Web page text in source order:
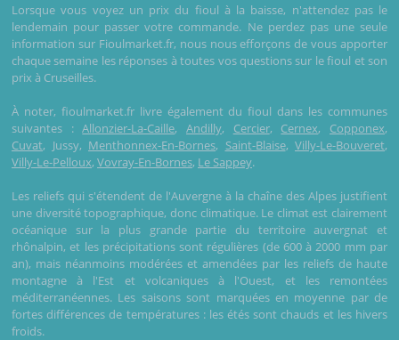
Lorsque vous voyez un prix du fioul à la baisse, n'attendez pas le
lendemain pour passer votre commande. Ne perdez pas une seule
information sur Fioulmarket.fr, nous nous efforçons de vous apporter
chaque semaine les réponses à toutes vos questions sur le fioul et son
prix à Cruseilles.
À noter, fioulmarket.fr livre également du fioul dans les communes
suivantes :Allonzier-La-Caille,Andilly, Cercier, Cernex, Copponex,
Cuvat, Jussy, Menthonnex-En-Bornes, Saint-Blaise, Villy-Le-Bouveret,
Villy-Le-Pelloux, Vovray-En-Bornes, Le Sappey.
Les reliefs qui s'étendent de l'Auvergne à la chaîne des Alpes justifient
une diversité topographique, donc climatique. Le climat est clairement
océanique sur la plus grande partie du territoire auvergnat et
rhônalpin, et les précipitations sont régulières (de 600 à 2000 mm par
an), mais néanmoins modérées et amendées par les reliefs de haute
montagne à l'Est et volcaniques à l'Ouest, et les remontées
méditerranéennes. Les saisons sont marquées en moyenne par de
fortes différences de températures : les étés sont chauds et les hivers
froids.